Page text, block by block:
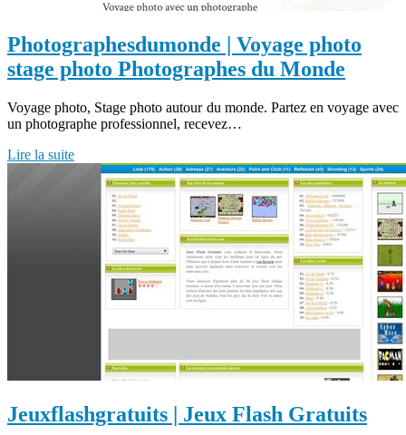
Photog­raphesdu­mon­de | Voyage photo
stage photo Pho­tog­rap­hes du Monde
Voyage photo, Stage photo autour du monde. Partez en voyage avec
un photographe professionnel, recevez…
Lire la suite
Jeuxflashgra­tuits | Jeux Flash Gratuits